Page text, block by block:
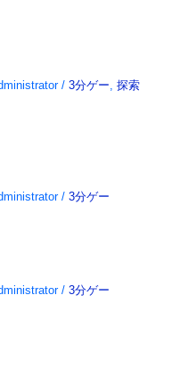
/3分ゲー,探索
/3分ゲー
/3分ゲー